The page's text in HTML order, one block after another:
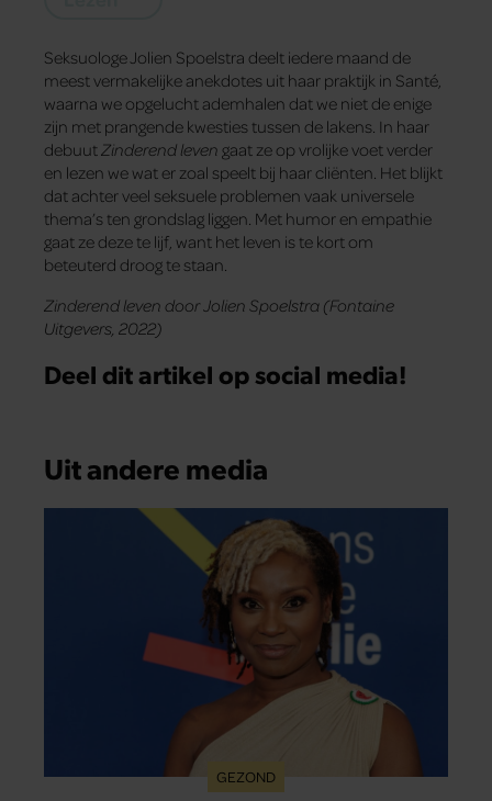
Seksuologe Jolien Spoelstra deelt iedere maand de
meest vermakelijke anekdotes uit haar praktijk in Santé,
waarna we opgelucht ademhalen dat we niet de enige
zijn met prangende kwesties tussen de lakens. In haar
debuutZinderend leven gaat ze op vrolijke voet verder
en lezen we wat er zoal speelt bij haar cliënten. Het blijkt
dat achter veel seksuele problemen vaak universele
thema’s ten grondslag liggen. Met humor en empathie
gaat ze deze te lijf, want het leven is te kort om
beteuterd droog te staan.
Zinderend leven door Jolien Spoelstra (Fontaine
Uitgevers, 2022)
Deel dit artikel op social media!
Uit andere media
GEZOND